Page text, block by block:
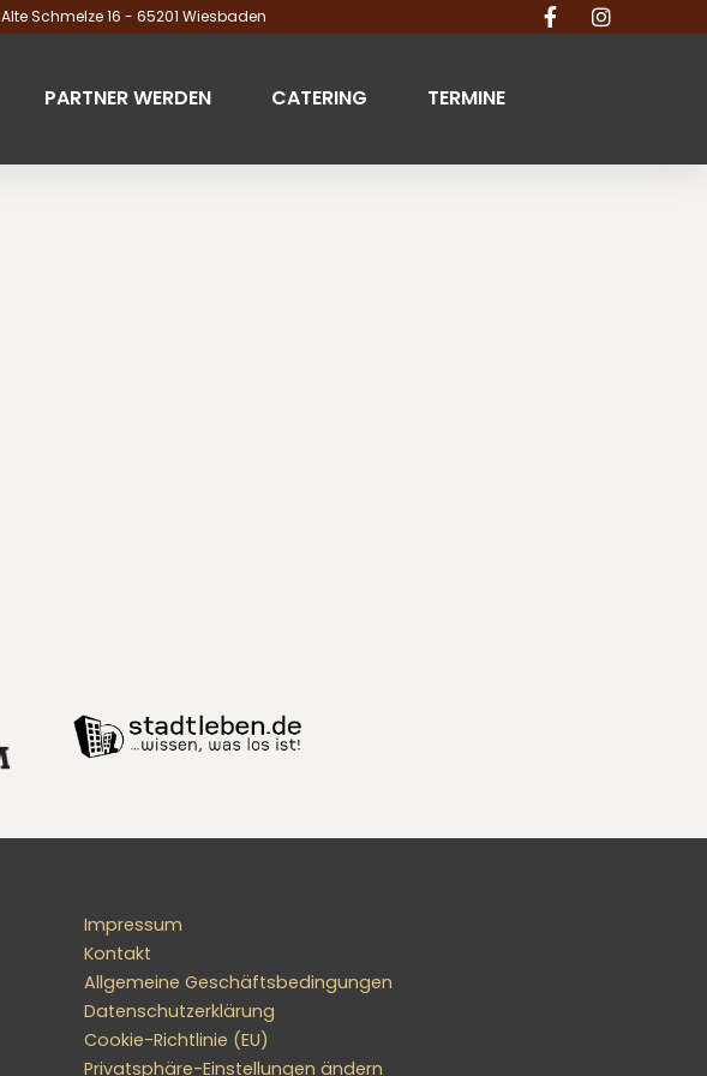
Alte Schmelze 16 - 65201 Wiesbaden
PARTNER WERDEN CATERING TERMINE
Impressum
Kontakt
Allgemeine Geschäftsbedingungen
Datenschutzerklärung
Cookie-Richtlinie (EU)
Privatsphäre-Einstellungen ändern